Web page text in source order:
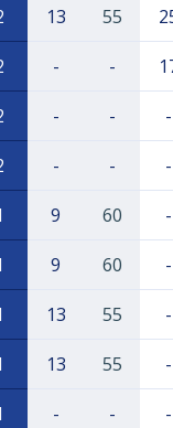
13 55
- -
- - -
- - -
9 60 -
9 60 -
13 55 -
13 55 -
- - -